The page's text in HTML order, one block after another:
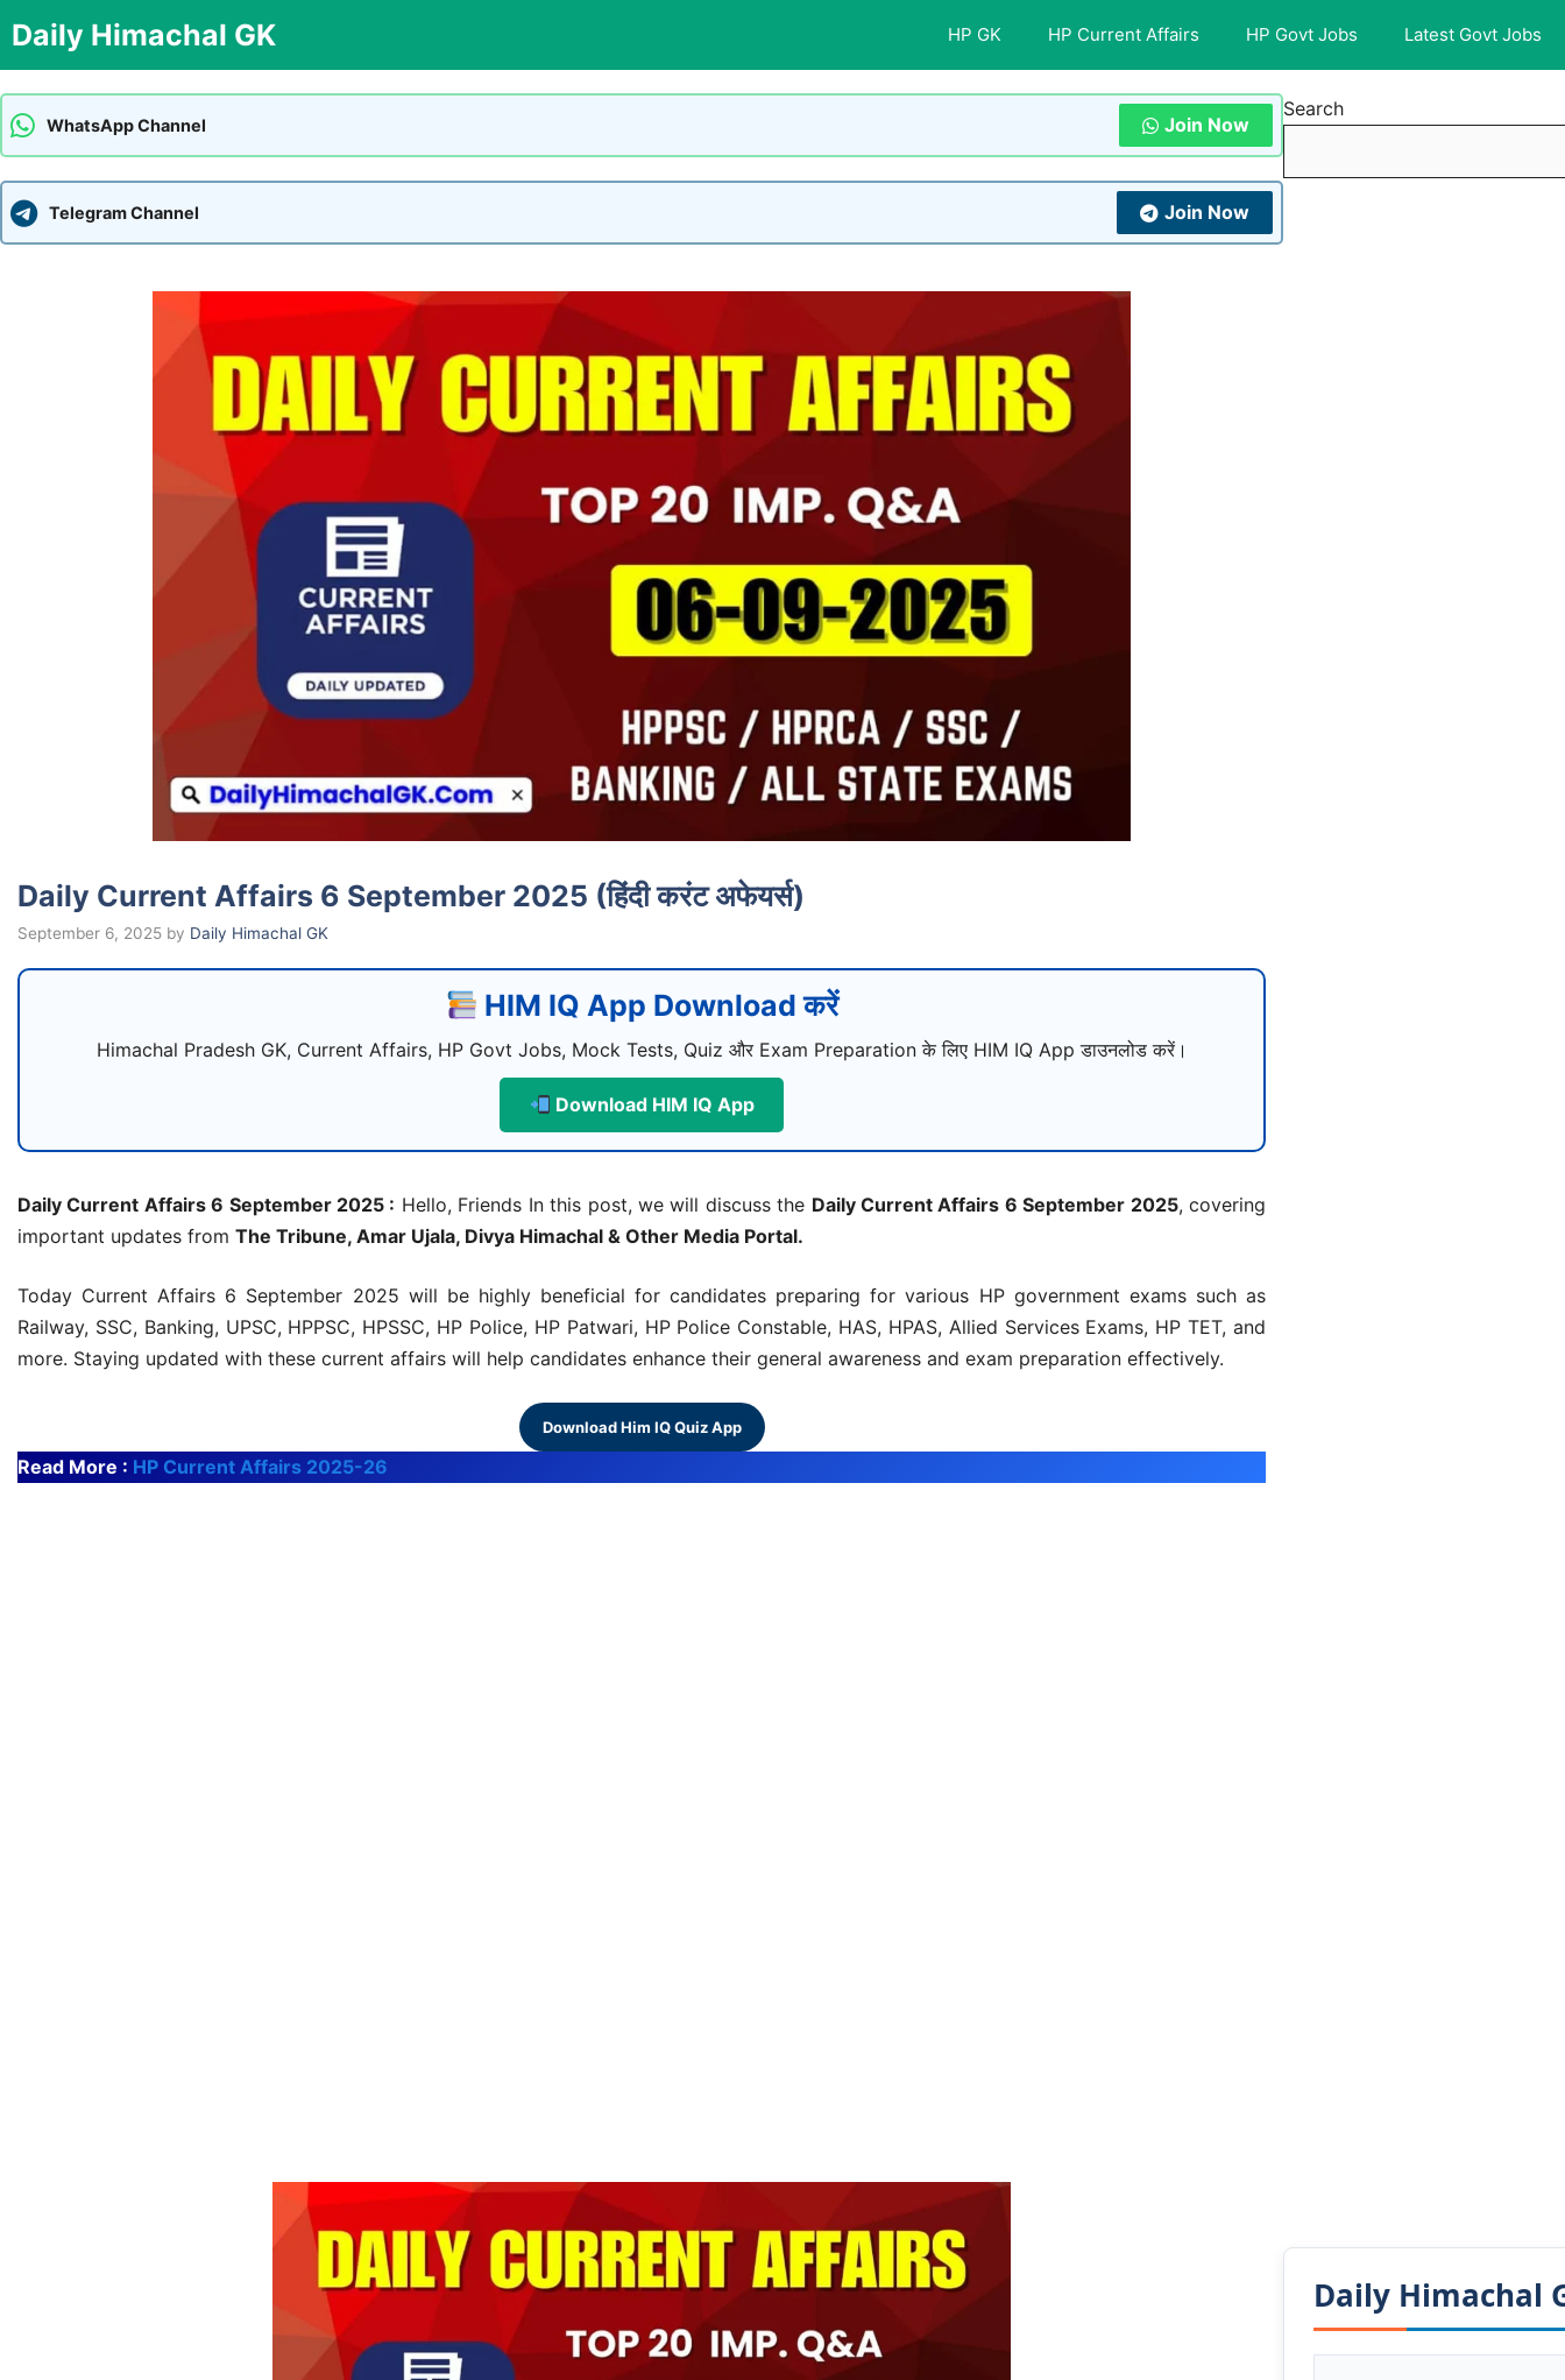
to
content
Daily Himachal GK HP GK HP Current Affairs HP Govt Jobs Latest Govt Jobs
WhatsApp Channel Join Now
Telegram Channel Join Now
Daily Current Affairs 6 September 2025 (हिंदी करंट अफेयर्स)
September 6, 2025 by Daily Himachal GK
HIM IQ App Download करें
Himachal Pradesh GK, Current Affairs, HP Govt Jobs, Mock Tests, Quiz और Exam Preparation के लिए HIM IQ App डाउनलोड करें।
Download HIM IQ App
Daily Current Affairs 6 September 2025 : Hello, Friends In this post, we will discuss the Daily Current Affairs 6 September 2025, covering
important updates from The Tribune, Amar Ujala, Divya Himachal & Other Media Portal.
Today Current Affairs 6 September 2025 will be highly beneficial for candidates preparing for various HP government exams such as
Railway, SSC, Banking, UPSC, HPPSC, HPSSC, HP Police, HP Patwari, HP Police Constable, HAS, HPAS, Allied Services Exams, HP TET, and
more. Staying updated with these current affairs will help candidates enhance their general awareness and exam preparation effectively.
Download Him IQ Quiz App
Read More : HP Current Affairs 2025-26
Search
Daily Himachal